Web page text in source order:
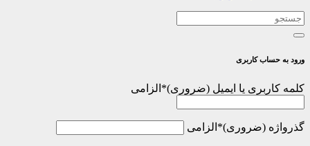
ورود به حساب کاربری
کلمه کاربری یا ایمیل * الزامی
گذرواژه * الزامی